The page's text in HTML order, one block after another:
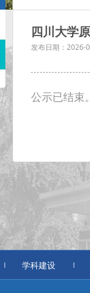
四川大学
发布日期： 2026-
公示已结束
学科建设